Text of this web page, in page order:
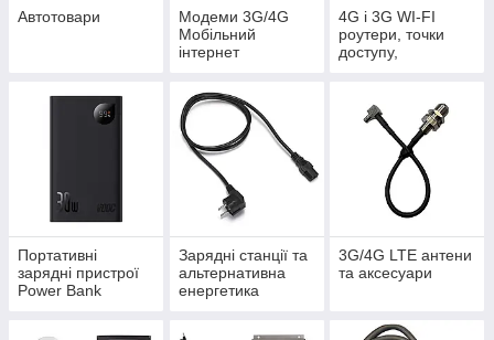
Автотовари
Модеми 3G/4G
Мобільний
інтернет
4G і 3G WI-FI
роутери, точки
доступу,
Портативні
зарядні пристрої
Power Bank
Зарядні станції та
альтернативна
енергетика
3G/4G LTE антени
та аксесуари